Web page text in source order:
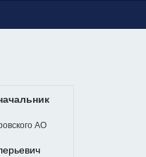
АО